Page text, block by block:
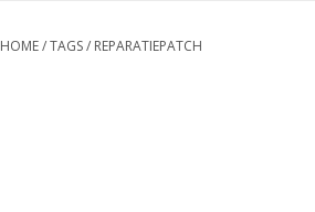
HOME/TAGS/ REPARATIEPATCH